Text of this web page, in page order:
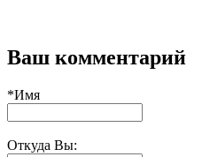
Ваш комментарий
*Имя
Откуда Вы: